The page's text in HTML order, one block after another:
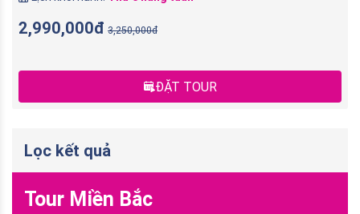
Lọc kết quả
Tour Miền Bắc
2,990,000đ 3,250,000đ
ĐẶT TOUR